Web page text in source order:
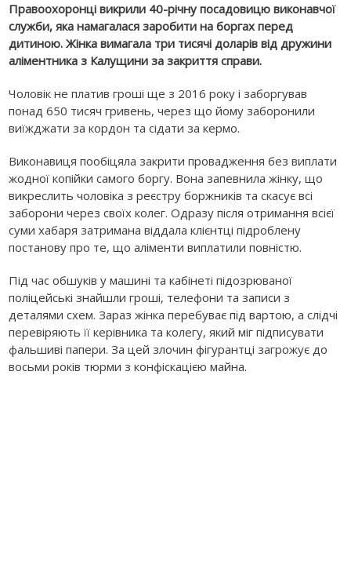
Правоохоронці викрили 40-річну посадовицю виконавчої
служби, яка намагалася заробити на боргах перед
дитиною. Жінка вимагала три тисячі доларів від дружини
аліментника з Калущини за закриття справи.
Чоловік не платив гроші ще з 2016 року і заборгував
понад 650 тисяч гривень, через що йому заборонили
виїжджати за кордон та сідати за кермо.
Виконавиця пообіцяла закрити провадження без виплати
жодної копійки самого боргу. Вона запевнила жінку, що
викреслить чоловіка з реєстру боржників та скасує всі
заборони через своїх колег. Одразу після отримання всієї
суми хабаря затримана віддала клієнтці підроблену
постанову про те, що аліменти виплатили повністю.
Під час обшуків у машині та кабінеті підозрюваної
поліцейські знайшли гроші, телефони та записи з
деталями схем. Зараз жінка перебуває під вартою, а слідчі
перевіряють її керівника та колегу, який міг підписувати
фальшиві папери. За цей злочин фігурантці загрожує до
восьми років тюрми з конфіскацією майна.